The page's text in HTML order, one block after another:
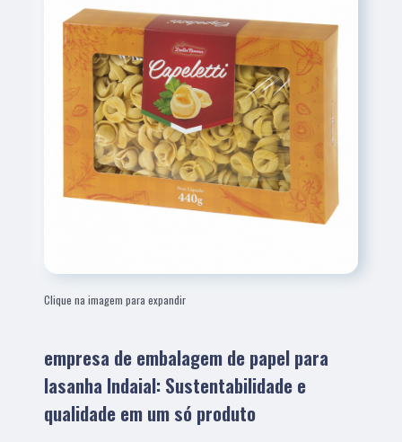
Clique na imagem para expandir
empresa de embalagem de papel para
lasanha Indaial: Sustentabilidade e
qualidade em um só produto